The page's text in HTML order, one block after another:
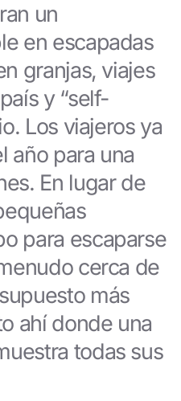
un
en escapadas
granjas, viajes
y “self-
Los viajeros ya
año para una
En lugar de
para escaparse
cerca de
más
ahí donde una
todas sus